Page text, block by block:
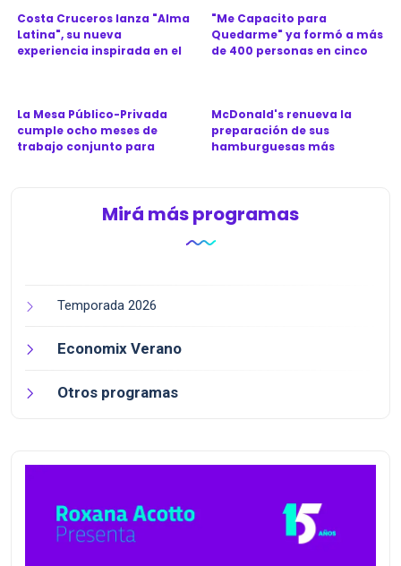
Costa Cruceros lanza "Alma
Latina", su nueva
experiencia inspirada en el
"Me Capacito para
Quedarme" ya formó a más
de 400 personas en cinco
La Mesa Público-Privada
cumple ocho meses de
trabajo conjunto para
McDonald's renueva la
preparación de sus
hamburguesas más
Mirá más programas
Temporada 2026
Economix Verano
Otros programas